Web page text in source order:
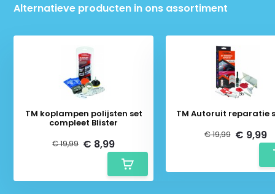
Alternatieve producten in ons assortiment
TM koplampen polijsten set
compleet Blister
€ 19,99 € 8,99
TM Autoruit reparatie
€ 19,99 € 9,99